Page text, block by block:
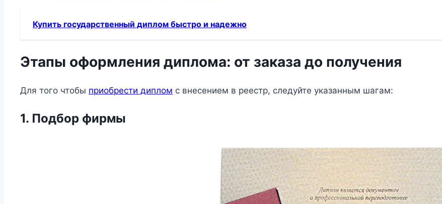
Купить государственный диплом быстро и надежно
Этапы оформления диплома: от заказа до получения
Для того чтобы приобрести диплом с внесением в реестр, следуйте указанным шагам:
1. Подбор фирмы